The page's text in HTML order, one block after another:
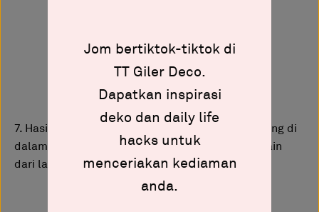
7. Hasilnya sangat gempak! Memang nampak ruang di
dalam rumah lebih eksklusif dan suatu tempat lain
dari lain.
Jom bertiktok-tiktok di
TT Giler Deco.
Dapatkan inspirasi
deko dan daily life
hacks untuk
menceriakan kediaman
anda.